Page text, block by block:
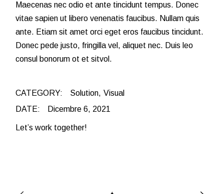
Maecenas nec odio et ante tincidunt tempus. Donec
vitae sapien ut libero venenatis faucibus. Nullam quis
ante. Etiam sit amet orci eget eros faucibus tincidunt.
Donec pede justo, fringilla vel, aliquet nec. Duis leo
consul bonorum ot et sitvol.
CATEGORY: Solution
Visual
DATE:
Dicembre 6, 2021
Let’s work together!